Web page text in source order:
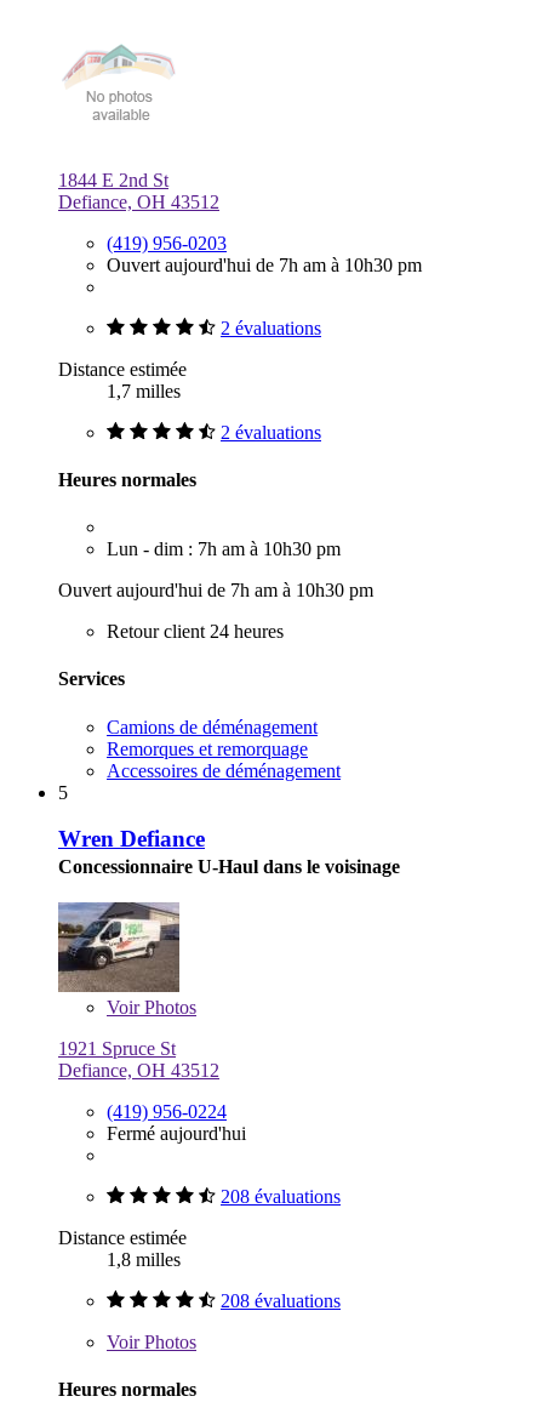
1844 E 2nd St
Defiance, OH 43512
(419) 956-0203
Ouvert aujourd'hui de 7h am à 10h30 pm
2 évaluations
Distance estimée
1,7 milles
2 évaluations
Heures normales
Lun - dim : 7h am à 10h30 pm
Ouvert aujourd'hui de 7h am à 10h30 pm
Retour client 24 heures
Services
Camions de déménagement
Remorques et remorquage
Accessoires de déménagement
5
Wren Defiance
Concessionnaire U-Haul dans le voisinage
VoirPhotos
1921 Spruce St
Defiance, OH 43512
(419) 956-0224
Fermé aujourd'hui
208 évaluations
Distance estimée
1,8 milles
208 évaluations
VoirPhotos
Heures normales